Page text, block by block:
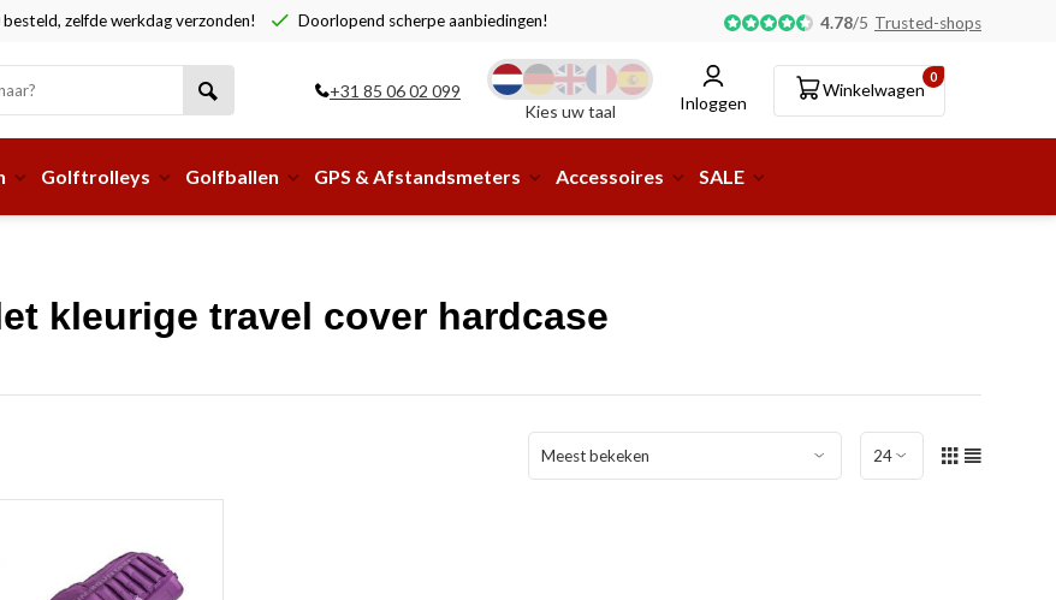
zelfde werkdag verzonden! Doorlopend scherpe aanbiedingen! Afhalen of aflevering bij pakketshop mogelijk!
4.78/5 Trusted-shops
+31 85 06 02 099
Kies uw taal
Inloggen
0
Winkelwagen
Golftrolleys Golfballen GPS & Afstandsmeters Accessoires SALE
kleurige travel cover hardcase